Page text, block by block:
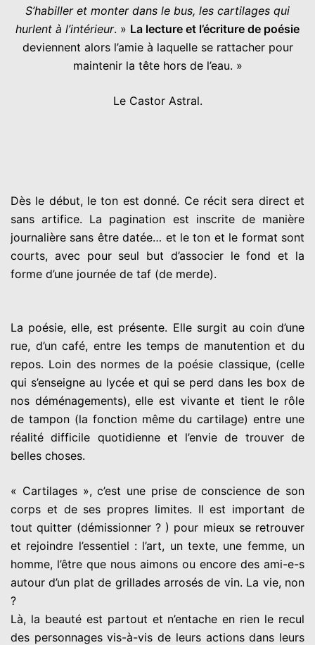
S’habiller et monter dans le bus, les cartilages qui
hurlent à l’intérieur. » La lecture et l’écriture de poésie
deviennent alors l’amie à laquelle se rattacher pour
maintenir la tête hors de l’eau. »
Le Castor Astral.
Dès le début, le ton est donné. Ce récit sera direct et
sans artifice. La pagination est inscrite de manière
journalière sans être datée… et le ton et le format sont
courts, avec pour seul but d’associer le fond et la
forme d’une journée de taf (de merde).
La poésie, elle, est présente. Elle surgit au coin d’une
rue, d’un café, entre les temps de manutention et du
repos. Loin des normes de la poésie classique, (celle
qui s’enseigne au lycée et qui se perd dans les box de
nos déménagements), elle est vivante et tient le rôle
de tampon (la fonction même du cartilage) entre une
réalité difficile quotidienne et l’envie de trouver de
belles choses.
« Cartilages », c’est une prise de conscience de son
corps et de ses propres limites. Il est important de
tout quitter (démissionner ? ) pour mieux se retrouver
et rejoindre l’essentiel : l’art, un texte, une femme, un
homme, l’être que nous aimons ou encore des ami-e-s
autour d’un plat de grillades arrosés de vin. La vie, non
?
Là, la beauté est partout et n’entache en rien le recul
des personnages vis-à-vis de leurs actions dans leurs